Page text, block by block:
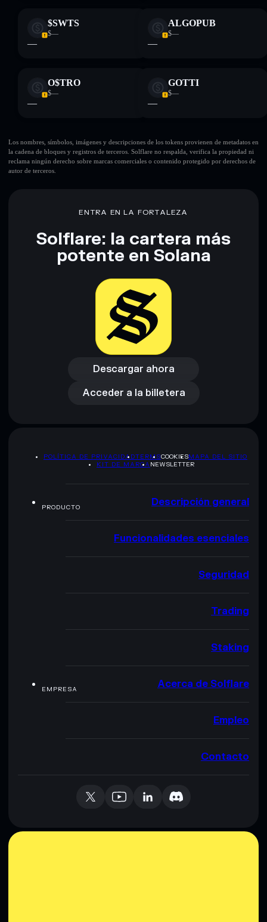
$SWTS
$—
—
ALGOPUB
$—
—
O$TRO
$—
—
GOTTI
$—
—
Los nombres, símbolos, imágenes y descripciones de los tokens provienen de metadatos en
la cadena de bloques y registros de terceros. Solflare no respalda, verifica la propiedad ni
reclama ningún derecho sobre marcas comerciales o contenido protegido por derechos de
autor de terceros.
ENTRA EN LA FORTALEZA
Solflare: la cartera más
potente en Solana
Descargar ahora
Descargar ahora
Acceder a la billetera
Acceder a la billetera
POLÍTICA DE PRIVACIDADTERMSCOOKIESMAPA DEL SITIO
KIT DE MARCA NEWSLETTER
PRODUCTO Descripción general
Funcionalidades esenciales
Seguridad
Trading
Staking
EMPRESA Acerca de Solflare
Empleo
Contacto